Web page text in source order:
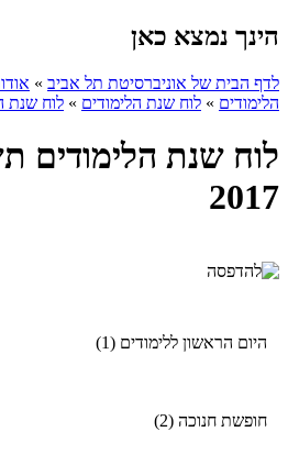
הינך נמצא כאן
לדף הבית של אוניברסיטת תל אביב »
הלימודים » לוח שנת הלימודים » לוח שנת
2017
היום הראשון ללימודים (1)
חופשת חנוכה (2)